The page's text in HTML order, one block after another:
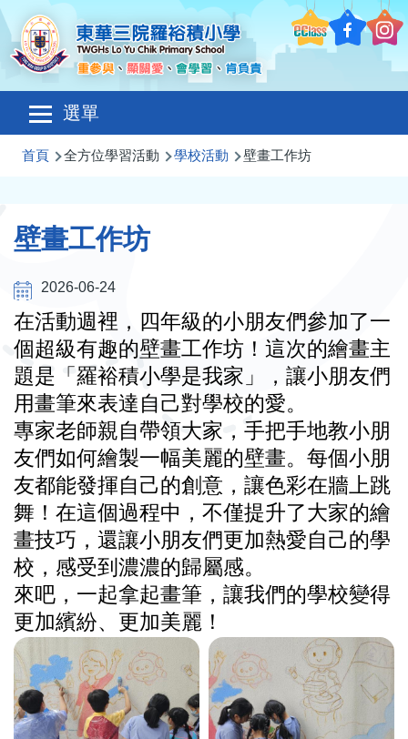
移至主內容
選單
Main
navigation
導
結
首頁 全方位學習活動 學校活動 壁畫工作坊
壁畫工作坊
2026-06-24
在活動週裡，四年級的小朋友們參加了一
個超級有趣的壁畫工作坊！這次的繪畫主
題是「羅裕積小學是我家」，讓小朋友們
用畫筆來表達自己對學校的愛。
專家老師親自帶領大家，手把手地教小朋
友們如何繪製一幅美麗的壁畫。每個小朋
友都能發揮自己的創意，讓色彩在牆上跳
舞！在這個過程中，不僅提升了大家的繪
畫技巧，還讓小朋友們更加熱愛自己的學
校，感受到濃濃的歸屬感。
來吧，一起拿起畫筆，讓我們的學校變得
更加繽紛、更加美麗！